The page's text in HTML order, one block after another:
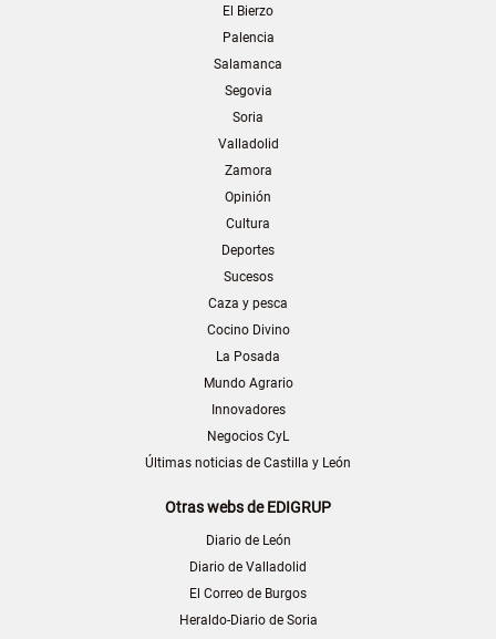
El Bierzo
Palencia
Salamanca
Segovia
Soria
Valladolid
Zamora
Opinión
Cultura
Deportes
Sucesos
Caza y pesca
Cocino Divino
La Posada
Mundo Agrario
Innovadores
Negocios CyL
Últimas noticias de Castilla y León
Otras webs de EDIGRUP
Diario de León
Diario de Valladolid
El Correo de Burgos
Heraldo-Diario de Soria